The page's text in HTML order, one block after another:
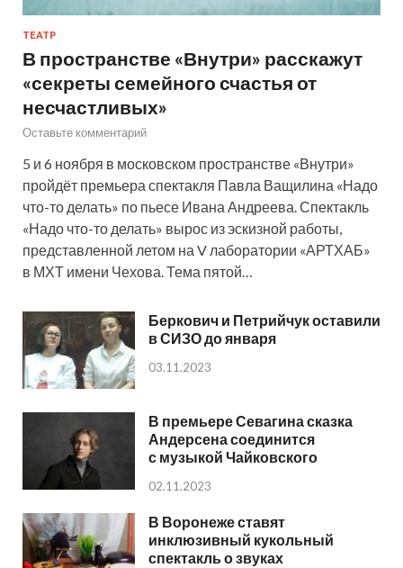
ТЕАТР
В пространстве «Внутри» расскажут
«секреты семейного счастья от
несчастливых»
Оставьте комментарий
5 и 6 ноября в московском пространстве «Внутри»
пройдёт премьера спектакля Павла Ващилина «Надо
что-то делать» по пьесе Ивана Андреева. Спектакль
«Надо что-то делать» вырос из эскизной работы,
представленной летом на V лаборатории «АРТХАБ»
в МХТ имени Чехова. Тема пятой…
Беркович и Петрийчук оставили
в СИЗО до января
03.11.2023
В премьере Севагина сказка
Андерсена соединится
с музыкой Чайковского
02.11.2023
В Воронеже ставят
инклюзивный кукольный
спектакль о звуках